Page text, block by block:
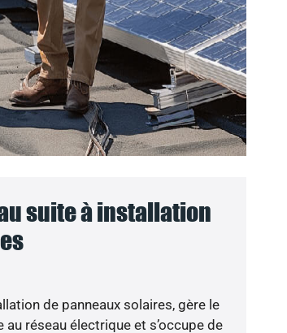
suite à installation
de panneaux solaires, gère le
réseau électrique et s’occupe de